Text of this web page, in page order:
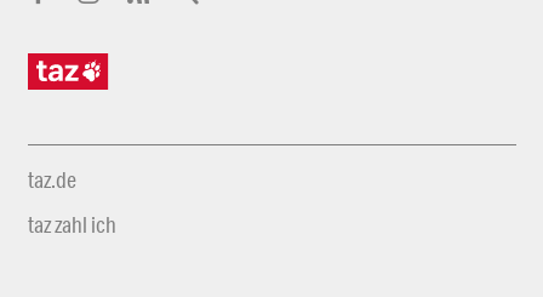
taz.de
taz zahl ich